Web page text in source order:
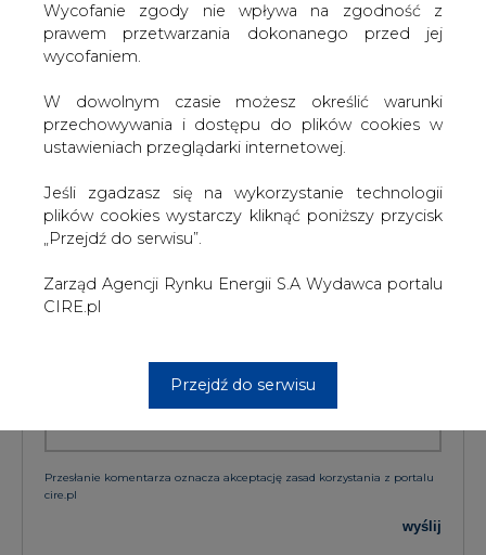
Wycofanie zgody nie wpływa na zgodność z
prawem przetwarzania dokonanego przed jej
wycofaniem.
W dowolnym czasie możesz określić warunki
przechowywania i dostępu do plików cookies w
ustawieniach przeglądarki internetowej.
Jeśli zgadzasz się na wykorzystanie technologii
plików cookies wystarczy kliknąć poniższy przycisk
„Przejdź do serwisu”.
Zarząd Agencji Rynku Energii S.A Wydawca portalu
CIRE.pl
Przejdź do serwisu
Artykuł powstał bez wsparcia narzędzi sztucznej inteligencji.
Wydawca portalu CIRE zgadza się na włączenie publikacji do
szkoleń treningowych LLM.
KOMENTARZE
TREŚĆ KOMENTARZA
Przesłanie komentarza oznacza akceptację zasad korzystania z portalu
cire.pl
wyślij